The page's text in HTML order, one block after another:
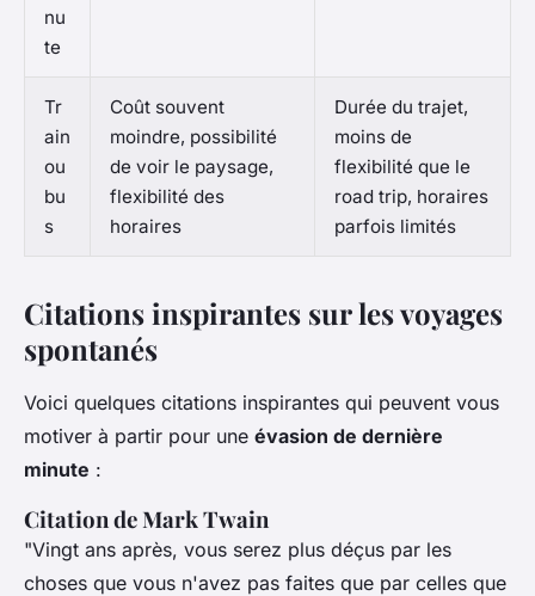
nu
te
Tr
ain
ou
bu
s
Coût souvent
moindre, possibilité
de voir le paysage,
flexibilité des
horaires
Durée du trajet,
moins de
flexibilité que le
road trip, horaires
parfois limités
Citations inspirantes sur les voyages
spontanés
Voici quelques citations inspirantes qui peuvent vous
motiver à partir pour une évasion de dernière
minute :
Citation de Mark Twain
"Vingt ans après, vous serez plus déçus par les
choses que vous n'avez pas faites que par celles que